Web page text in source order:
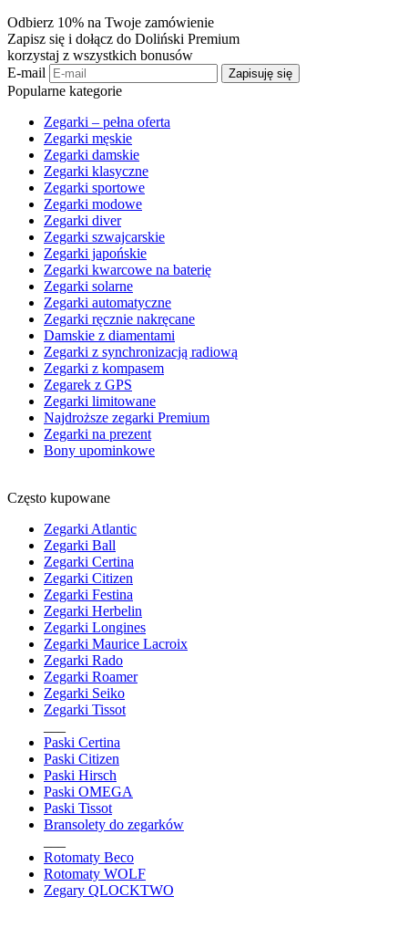
Odbierz 10% na Twoje zamówienie
Zapisz się i dołącz do Doliński Premium
korzystaj z wszystkich bonusów
E-mail
Zapisuję się
Popularne kategorie
Zegarki – pełna oferta
Zegarki męskie
Zegarki damskie
Zegarki klasyczne
Zegarki sportowe
Zegarki modowe
Zegarki diver
Zegarki szwajcarskie
Zegarki japońskie
Zegarki kwarcowe na baterię
Zegarki solarne
Zegarki automatyczne
Zegarki ręcznie nakręcane
Damskie z diamentami
Zegarki z synchronizacją radiową
Zegarki z kompasem
Zegarek z GPS
Zegarki limitowane
Najdroższe zegarki Premium
Zegarki na prezent
Bony upominkowe
Często kupowane
Zegarki Atlantic
Zegarki Ball
Zegarki Certina
Zegarki Citizen
Zegarki Festina
Zegarki Herbelin
Zegarki Longines
Zegarki Maurice Lacroix
Zegarki Rado
Zegarki Roamer
Zegarki Seiko
Zegarki Tissot
Paski Certina
Paski Citizen
Paski Hirsch
Paski OMEGA
Paski Tissot
Bransolety do zegarków
Rotomaty Beco
Rotomaty WOLF
Zegary QLOCKTWO